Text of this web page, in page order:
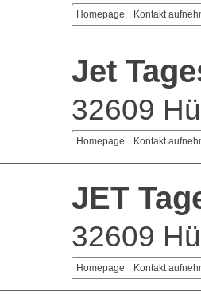
Homepage Kontakt
Jet
32609
Homepage Kontakt
JET
32609
Homepage Kontakt